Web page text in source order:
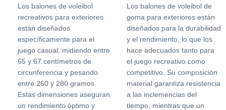
Los balones de voleibol
recreativos para exteriores
están diseñados
específicamente para el
juego casual, midiendo entre
65 y 67 centímetros de
circunferencia y pesando
entre 260 y 280 gramos.
Estas dimensiones aseguran
un rendimiento óptimo y
Los balones de voleibol de
goma para exteriores están
diseñados para la durabilidad
y el rendimiento, lo que los
hace adecuados tanto para
el juego recreativo como
competitivo. Su composición
material garantiza resistencia
a las inclemencias del
tiempo, mientras que un